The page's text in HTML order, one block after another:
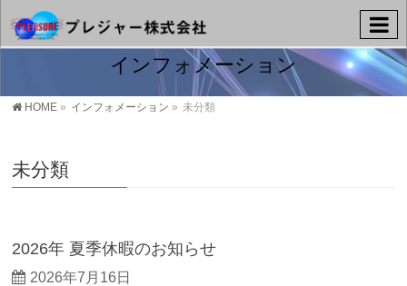
インフォメーション
HOME » インフォメーション » 未分類
未分類
2026年 夏季休暇のお知らせ
2026年7月16日